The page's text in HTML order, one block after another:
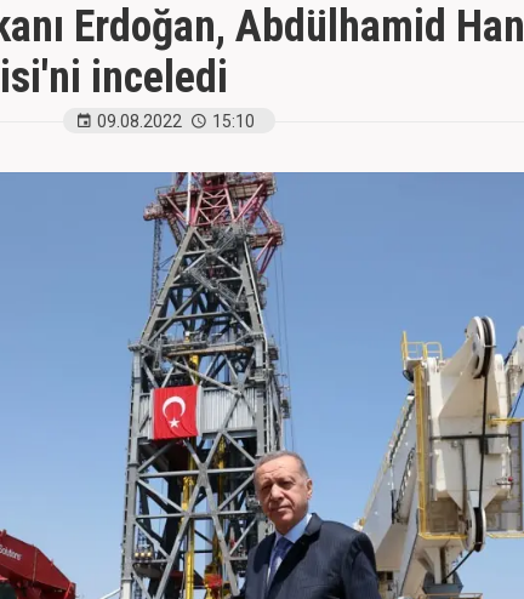
Erdoğan, Abdülhamid Han
inceledi
09.08.2022 15:10